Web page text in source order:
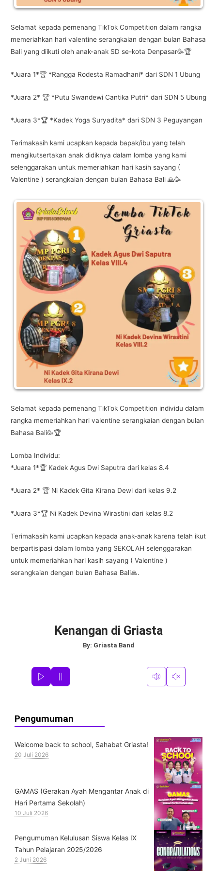
Selamat kepada pemenang TikTok Competition dalam rangka
memeriahkan hari valentine serangkaian dengan bulan Bahasa
Bali yang diikuti oleh anak-anak SD se-kota Denpasar🥳🏆
*Juara 1*🏆 *Rangga Rodesta Ramadhani* dari SDN 1 Ubung
*Juara 2* 🏆 *Putu Swandewi Cantika Putri* dari SDN 5 Ubung
*Juara 3*🏆 *Kadek Yoga Suryadita* dari SDN 3 Peguyangan
Terimakasih kami ucapkan kepada bapak/ibu yang telah
mengikutsertakan anak didiknya dalam lomba yang kami
selenggarakan untuk memeriahkan hari kasih sayang (
Valentine ) serangkaian dengan bulan Bahasa Bali 🙏🥳
Selamat kepada pemenang TikTok Competition individu dalam
rangka memeriahkan hari valentine serangkaian dengan bulan
Bahasa Bali🥳🏆
Lomba Individu:
*Juara 1*🏆 Kadek Agus Dwi Saputra dari kelas 8.4
*Juara 2* 🏆 Ni Kadek Gita Kirana Dewi dari kelas 9.2
*Juara 3*🏆 Ni Kadek Devina Wirastini dari kelas 8.2
Terimakasih kami ucapkan kepada anak-anak karena telah ikut
berpartisipasi dalam lomba yang SEKOLAH selenggarakan
untuk memeriahkan hari kasih sayang ( Valentine )
serangkaian dengan bulan Bahasa Bali🙏.
Kenangan di Griasta
By: Griasta Band
Pengumuman
Welcome back to school, Sahabat Griasta!
20 Juli 2026
GAMAS (Gerakan Ayah Mengantar Anak di
Hari Pertama Sekolah)
10 Juli 2026
Pengumuman Kelulusan Siswa Kelas IX
Tahun Pelajaran 2025/2026
2 Juni 2026